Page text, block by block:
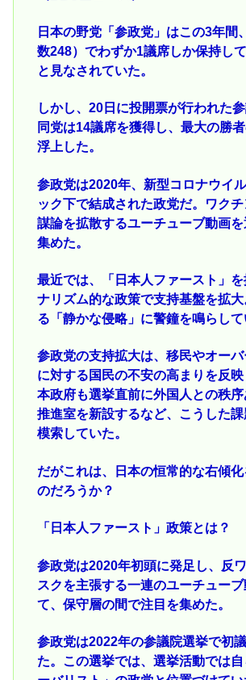
日本の野党「参政党」はこの3年間
数248）でわずか1議席しか保持し
と見なされていた。
しかし、20日に投開票が行われた参
同党は14議席を獲得し、最大の勝
浮上した。
参政党は2020年、新型コロナウイ
ック下で結成された政党だ。ワク
謀論を拡散するユーチューブ動画
集めた。
最近では、「日本人ファースト」を
ナリズム的な政策で支持基盤を拡大
る「静かな侵略」に警鐘を鳴らして
参政党の支持拡大は、移民やオー
に対する国民の不安の高まりを反映
本政府も選挙直前に外国人との秩
推進室を新設するなど、こうした
模索していた。
だがこれは、日本の恒常的な右傾
のだろうか？
「日本人ファースト」政策とは？
参政党は2020年初頭に発足し、反
スクを主張する一連のユーチュー
て、保守層の間で注目を集めた。
参政党は2022年の参議院選挙で初
た。この選挙では、選挙活動では